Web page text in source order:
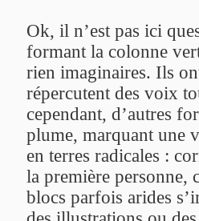
Ok, il n’est pas ici
formant la colonne
rien imaginaires. Ils
répercutent des voix
cependant, d’autres
plume, marquant une
en terres radicales :
la première personne,
blocs parfois arides